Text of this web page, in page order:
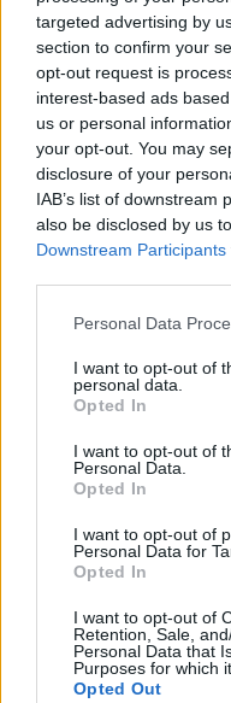
targeted advertising by
section to confirm your
opt-out request is
interest-based ads
us or personal
your opt-out. You may
disclosure of your
IAB’s list of downstream
also be disclosed by us
Downstream Participants
Personal Data
I want to opt-out of
personal data.
Opted In
I want to opt-out of
Personal Data.
Opted In
I want to opt-out of
Personal Data for
Opted In
I want to opt-out of
Retention, Sale,
Personal Data that
Purposes for which
Opted Out
Leggi anche:
Festa del Lard
8 Agosto 2026
quattro giorni di…
Sagra delle